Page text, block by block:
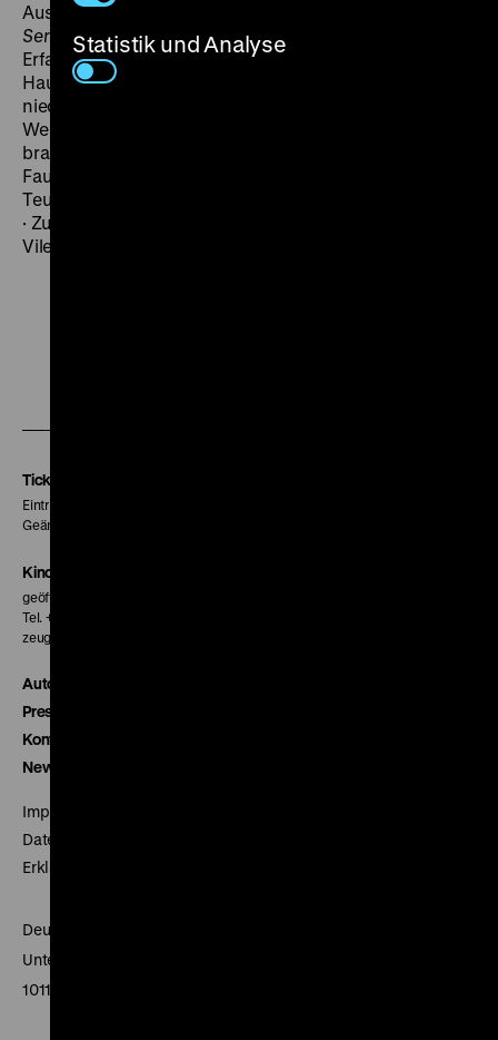
Aussagen von überlebenden Juden verwebt
Sertãozu einer unaufgeregt subtilen Collage. Rosas
Erfahrungen in Deutschland haben sich in seinem
Hauptwerk
niedergeschlagen. Den Schrecken des Zweiten
Weltkrieges versetzte der Schriftsteller ins
brasilianische Hinterland. Seine Hauptfigur ist eine Art
Faust des Sertãos, wie Rosa im Film sagt, der mit dem
Teufel ringt. SA 20.09. um 19 Uhr + MI 01.10. um 20 Uhr
· Zu Gast am 20.09.: Adriana Jacobsen und Soraia
Vilela im Gespräch mit Sérgio Costa
Tickets
Eintritt 5 €
Geänderte Preise sind im Programm vermerkt.
Kinokasse
geöffnet 30 Minuten vor Beginn der ersten Vorstellung
Tel. + 49 30 20304-770
zeughauskino@dhm.de
Autor*innen
Presse
Kontakt
Newsletter
Impressum
Datenschutz
Erklärung digitale Barrierefreiheit
Deutsches Historisches Museum
Unter den Linden 2
10117 Berlin
Statistik und Analyse